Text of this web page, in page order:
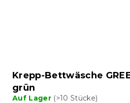
Krepp-Bettwäsche
grün
Auf Lager (>10 Stücke)